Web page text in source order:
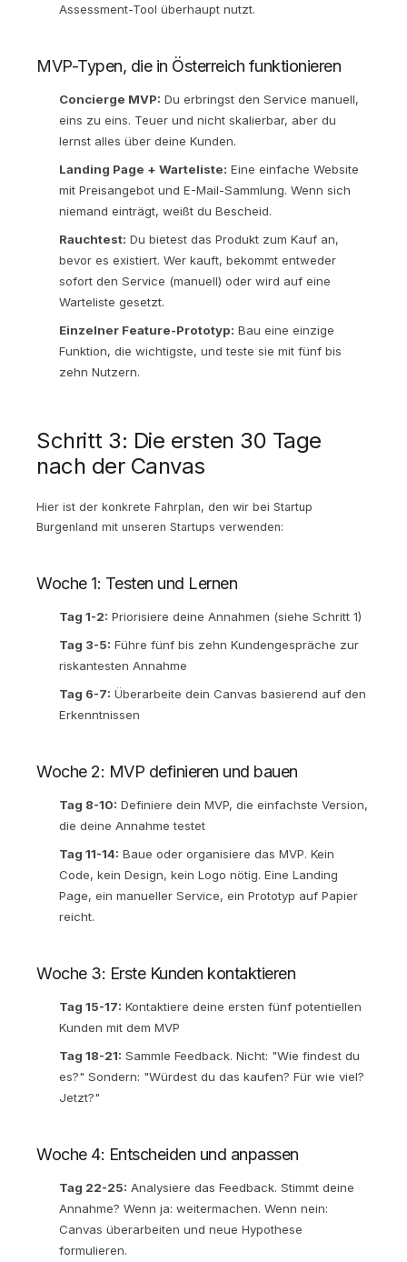
Assessment-Tool überhaupt nutzt.
MVP-Typen, die in Österreich funktionieren
Concierge MVP: Du erbringst den Service manuell,
eins zu eins. Teuer und nicht skalierbar, aber du
lernst alles über deine Kunden.
Landing Page + Warteliste: Eine einfache Website
mit Preisangebot und E-Mail-Sammlung. Wenn sich
niemand einträgt, weißt du Bescheid.
Rauchtest: Du bietest das Produkt zum Kauf an,
bevor es existiert. Wer kauft, bekommt entweder
sofort den Service (manuell) oder wird auf eine
Warteliste gesetzt.
Einzelner Feature-Prototyp: Bau eine einzige
Funktion, die wichtigste, und teste sie mit fünf bis
zehn Nutzern.
Schritt 3: Die ersten 30 Tage
nach der Canvas
Hier ist der konkrete Fahrplan, den wir bei Startup
Burgenland mit unseren Startups verwenden:
Woche 1: Testen und Lernen
Tag 1-2: Priorisiere deine Annahmen (siehe Schritt 1)
Tag 3-5: Führe fünf bis zehn Kundengespräche zur
riskantesten Annahme
Tag 6-7: Überarbeite dein Canvas basierend auf den
Erkenntnissen
Woche 2: MVP definieren und bauen
Tag 8-10: Definiere dein MVP, die einfachste Version,
die deine Annahme testet
Tag 11-14: Baue oder organisiere das MVP. Kein
Code, kein Design, kein Logo nötig. Eine Landing
Page, ein manueller Service, ein Prototyp auf Papier
reicht.
Woche 3: Erste Kunden kontaktieren
Tag 15-17: Kontaktiere deine ersten fünf potentiellen
Kunden mit dem MVP
Tag 18-21: Sammle Feedback. Nicht: "Wie findest du
es?" Sondern: "Würdest du das kaufen? Für wie viel?
Jetzt?"
Woche 4: Entscheiden und anpassen
Tag 22-25: Analysiere das Feedback. Stimmt deine
Annahme? Wenn ja: weitermachen. Wenn nein:
Canvas überarbeiten und neue Hypothese
formulieren.